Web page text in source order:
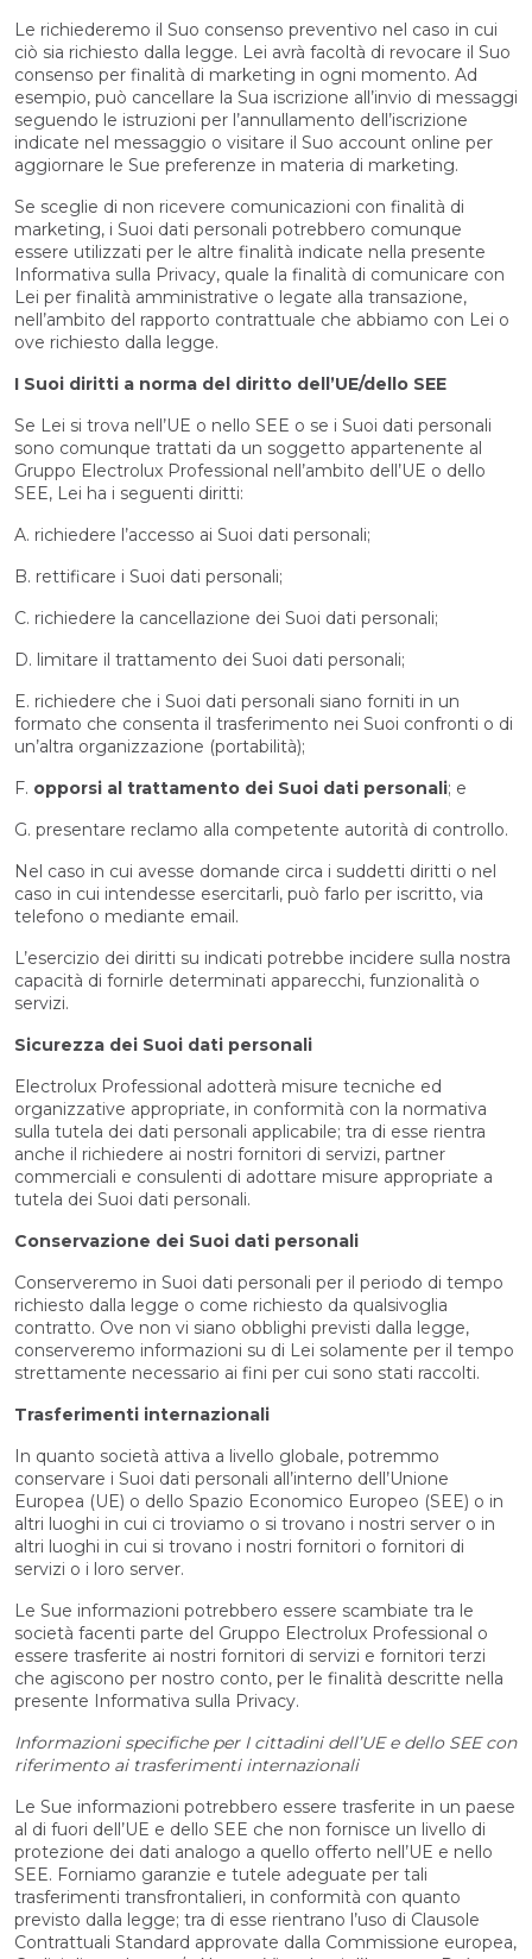
Le richiederemo il Suo consenso preventivo nel caso in cui
ciò sia richiesto dalla legge. Lei avrà facoltà di revocare il Suo
consenso per finalità di marketing in ogni momento. Ad
esempio, può cancellare la Sua iscrizione all’invio di messaggi
seguendo le istruzioni per l’annullamento dell’iscrizione
indicate nel messaggio o visitare il Suo account online per
aggiornare le Sue preferenze in materia di marketing.
Se sceglie di non ricevere comunicazioni con finalità di
marketing, i Suoi dati personali potrebbero comunque
essere utilizzati per le altre finalità indicate nella presente
Informativa sulla Privacy, quale la finalità di comunicare con
Lei per finalità amministrative o legate alla transazione,
nell’ambito del rapporto contrattuale che abbiamo con Lei o
ove richiesto dalla legge.
I Suoi diritti a norma del diritto dell’UE/dello SEE
Se Lei si trova nell’UE o nello SEE o se i Suoi dati personali
sono comunque trattati da un soggetto appartenente al
Gruppo Electrolux Professional nell’ambito dell’UE o dello
SEE, Lei ha i seguenti diritti:
A. richiedere l’accesso ai Suoi dati personali;
B. rettificare i Suoi dati personali;
C. richiedere la cancellazione dei Suoi dati personali;
D. limitare il trattamento dei Suoi dati personali;
E. richiedere che i Suoi dati personali siano forniti in un
formato che consenta il trasferimento nei Suoi confronti o di
un’altra organizzazione (portabilità);
F. opporsi al trattamento dei Suoi dati personali; e
G. presentare reclamo alla competente autorità di controllo.
Nel caso in cui avesse domande circa i suddetti diritti o nel
caso in cui intendesse esercitarli, può farlo per iscritto, via
telefono o mediante email.
L’esercizio dei diritti su indicati potrebbe incidere sulla nostra
capacità di fornirle determinati apparecchi, funzionalità o
servizi.
Sicurezza dei Suoi dati personali
Electrolux Professional adotterà misure tecniche ed
organizzative appropriate, in conformità con la normativa
sulla tutela dei dati personali applicabile; tra di esse rientra
anche il richiedere ai nostri fornitori di servizi, partner
commerciali e consulenti di adottare misure appropriate a
tutela dei Suoi dati personali.
Conservazione dei Suoi dati personali
Conserveremo in Suoi dati personali per il periodo di tempo
richiesto dalla legge o come richiesto da qualsivoglia
contratto. Ove non vi siano obblighi previsti dalla legge,
conserveremo informazioni su di Lei solamente per il tempo
strettamente necessario ai fini per cui sono stati raccolti.
Trasferimenti internazionali
In quanto società attiva a livello globale, potremmo
conservare i Suoi dati personali all’interno dell’Unione
Europea (UE) o dello Spazio Economico Europeo (SEE) o in
altri luoghi in cui ci troviamo o si trovano i nostri server o in
altri luoghi in cui si trovano i nostri fornitori o fornitori di
servizi o i loro server.
Le Sue informazioni potrebbero essere scambiate tra le
società facenti parte del Gruppo Electrolux Professional o
essere trasferite ai nostri fornitori di servizi e fornitori terzi
che agiscono per nostro conto, per le finalità descritte nella
presente Informativa sulla Privacy.
Informazioni specifiche per I cittadini dell’UE e dello SEE con
riferimento ai trasferimenti internazionali
Le Sue informazioni potrebbero essere trasferite in un paese
al di fuori dell’UE e dello SEE che non fornisce un livello di
protezione dei dati analogo a quello offerto nell’UE e nello
SEE. Forniamo garanzie e tutele adeguate per tali
trasferimenti transfrontalieri, in conformità con quanto
previsto dalla legge; tra di esse rientrano l’uso di Clausole
Contrattuali Standard approvate dalla Commissione europea,